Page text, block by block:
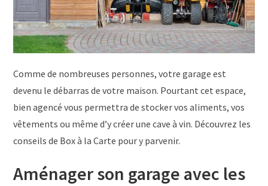
Comme de nombreuses personnes, votre garage est
devenu le débarras de votre maison. Pourtant cet espace,
bien agencé vous permettra de stocker vos aliments, vos
vêtements ou même d’y créer une cave à vin. Découvrez les
conseils de Box à la Carte pour y parvenir.
Aménager son garage avec les